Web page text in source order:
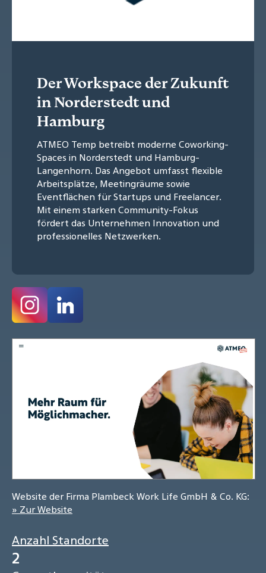
Der Workspace der Zukunft
in Norderstedt und
Hamburg
ATMEO Temp betreibt moderne Coworking-
Spaces in Norderstedt und Hamburg-
Langenhorn. Das Angebot umfasst flexible
Arbeitsplätze, Meetingräume sowie
Eventflächen für Startups und Freelancer.
Mit einem starken Community-Fokus
fördert das Unternehmen Innovation und
professionelles Netzwerken.
Website der Firma Plambeck Work Life GmbH & Co. KG:
» Zur Website
Anzahl Standorte
2